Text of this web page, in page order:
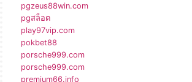
pgzeus88win.com
pgสล็อต
play97vip.com
pokbet88
porsche999.com
porsche999.com
premium66.info